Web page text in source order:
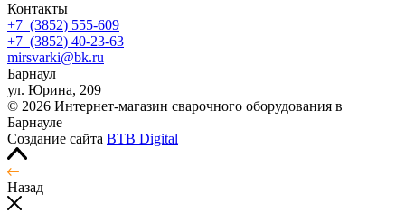
Контакты
+7 (3852) 555-609
+7 (3852) 40-23-63
mirsvarki@bk.ru
Барнаул
ул. Юрина, 209
© 2026 Интернет-магазин сварочного оборудования в
Барнауле
Создание сайта BTB Digital
Назад